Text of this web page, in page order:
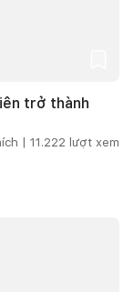
trở thành
| 11.222 lượt xem